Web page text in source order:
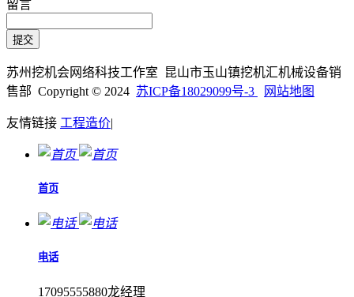
留言
苏州挖机会网络科技工作室 昆山市玉山镇挖机汇机械设备销
售部 Copyright © 2024 苏ICP备18029099号-3 网站地图
友情链接 工程造价|
首页
电话
17095555880龙经理